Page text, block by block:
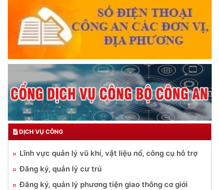
DỊCH VỤ CÔNG
Lĩnh vực quản lý vũ khí, vật liệu nổ, công cụ hỗ trợ
Đăng ký, quản lý cư trú
Đăng ký, quản lý phương tiện giao thông cơ giới